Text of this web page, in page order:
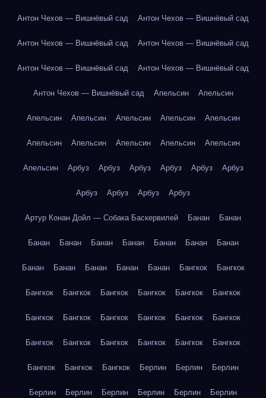
Антон Чехов — Вишнёвый сад Антон Чехов — Вишнёвый сад
Антон Чехов — Вишнёвый сад Антон Чехов — Вишнёвый сад
Антон Чехов — Вишнёвый сад Антон Чехов — Вишнёвый сад
Антон Чехов — Вишнёвый сад Апельсин Апельсин
Апельсин Апельсин Апельсин Апельсин Апельсин
Апельсин Апельсин Апельсин Апельсин Апельсин
Апельсин Арбуз Арбуз Арбуз Арбуз Арбуз Арбуз
Арбуз Арбуз Арбуз Арбуз
Артур Конан Дойл — Собака Баскервилей Банан Банан
Банан Банан Банан Банан Банан Банан Банан
Банан Банан Банан Банан Банан Бангкок Бангкок
Бангкок Бангкок Бангкок Бангкок Бангкок Бангкок
Бангкок Бангкок Бангкок Бангкок Бангкок Бангкок
Бангкок Бангкок Бангкок Бангкок Бангкок Бангкок
Бангкок Бангкок Бангкок Берлин Берлин Берлин
Берлин Берлин Берлин Берлин Берлин Берлин